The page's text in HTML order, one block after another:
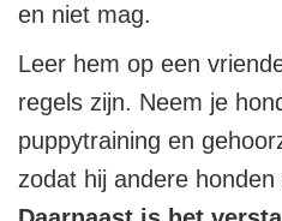
en niet mag.
Leer hem op een
regels zijn. Neem je
puppytraining en
zodat hij andere